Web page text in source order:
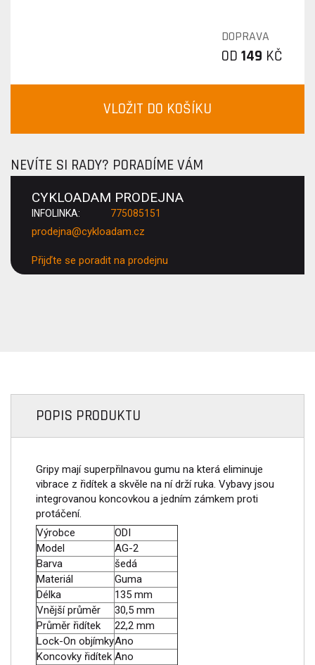
DOPRAVA
OD 149 KČ
VLOŽIT DO KOŠÍKU
NEVÍTE SI RADY? PORADÍME VÁM
CYKLOADAM PRODEJNA
INFOLINKA: 775085151
prodejna@cykloadam.cz
Přijďte se poradit na prodejnu
POPIS PRODUKTU
Gripy mají superpřilnavou gumu na která eliminuje
vibrace z řidítek a skvěle na ní drží ruka. Vybavy jsou
integrovanou koncovkou a jedním zámkem proti
protáčení.
Výrobce
ODI
Model
AG-2
Barva
šedá
Materiál
Guma
Délka
135 mm
Vnější průměr
30,5 mm
Průměr řidítek
22,2 mm
Lock-On objímkyAno
Koncovky řidítek Ano